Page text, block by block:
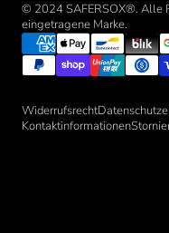
© 2024 SAFERSOX®. Alle
eingetragene Marke.
Widerrufsrecht
Kontaktinformationen